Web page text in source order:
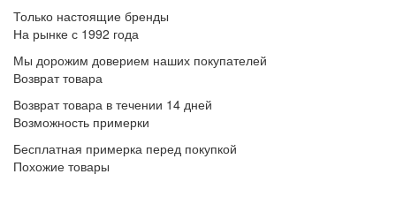
Только настоящие бренды
На рынке с 1992 года
Мы дорожим доверием наших покупателей
Возврат товара
Возврат товара в течении 14 дней
Возможность примерки
Бесплатная примерка перед покупкой
Похожие товары